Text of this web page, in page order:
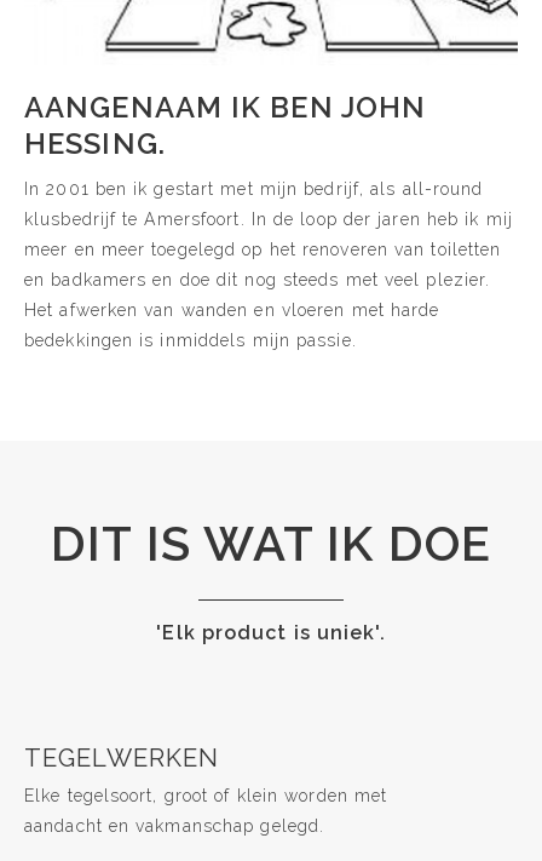
AANGENAAM IK BEN JOHN
HESSING.
In 2001 ben ik gestart met mijn bedrijf, als all-round
klusbedrijf te Amersfoort. In de loop der jaren heb ik mij
meer en meer toegelegd op het renoveren van toiletten
en badkamers en doe dit nog steeds met veel plezier.
Het afwerken van wanden en vloeren met harde
bedekkingen is inmiddels mijn passie.
DIT IS WAT IK DOE
'Elk product is uniek'.
TEGELWERKEN
Elke tegelsoort, groot of klein worden met
aandacht en vakmanschap gelegd.